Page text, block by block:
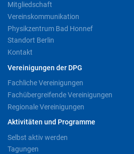
Mitgliedschaft
Vereinskommunikation
Physikzentrum Bad Honnef
Standort Berlin
Kontakt
Vereinigungen der DPG
Fachliche Vereinigungen
Fachübergreifende Vereinigungen
Regionale Vereinigungen
Aktivitäten und Programme
Selbst aktiv werden
Tagungen